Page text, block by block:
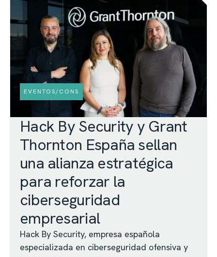
EVENTOS/CONS
Hack By Security y Grant
Thornton España sellan
una alianza estratégica
para reforzar la
ciberseguridad
empresarial
Hack By Security, empresa española
especializada en ciberseguridad ofensiva y